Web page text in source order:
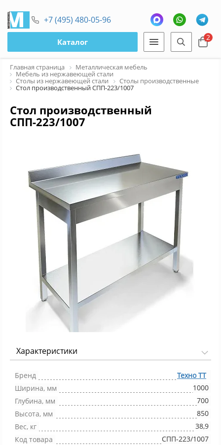
+7 (495) 480-05-96
Каталог 2
Главная страница Металлическая мебель
Мебель из нержавеющей стали
Столы из нержавеющей стали Столы производственные
Стол производственный СПП-223/1007
Стол производственный
СПП-223/1007
Характеристики
Бренд
Техно ТТ
Ширина, мм
1000
Глубина, мм
700
Высота, мм
850
Вес, кг
38,9
Код товара
СПП-223/1007